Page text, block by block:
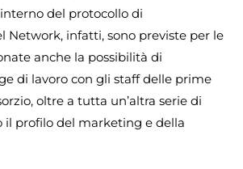
del protocollo di
Network, infatti, sono previste per le
anche la possibilità di
di lavoro con gli staff delle prime
oltre a tutta un’altra serie di
profilo del marketing e della